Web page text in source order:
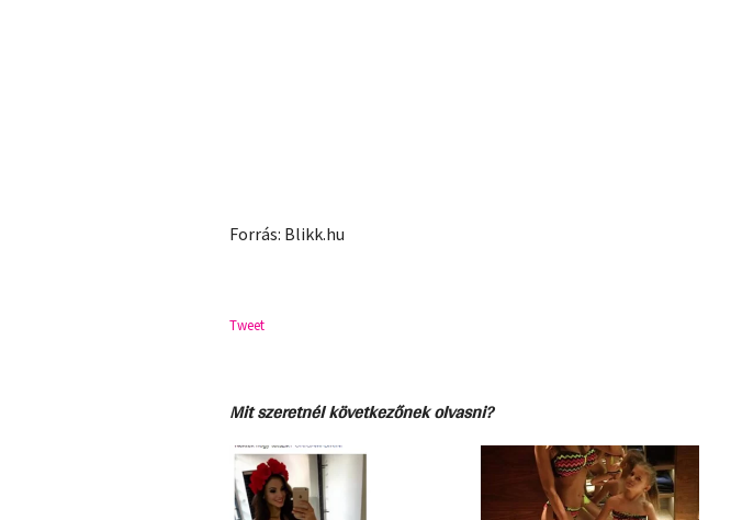
Forrás: Blikk.hu
Tweet
Mit szeretnél következőnek olvasni?